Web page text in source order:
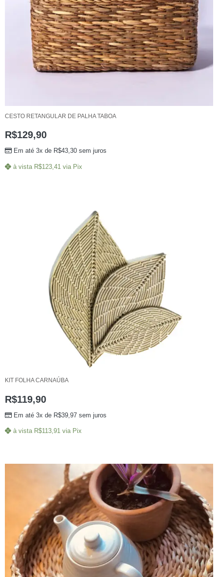
CESTO RETANGULAR DE PALHA TABOA
R$129,90
Em até 3x de R$43,30 sem juros
à vista R$123,41 via Pix
KIT FOLHA CARNAÚBA
R$119,90
Em até 3x de R$39,97 sem juros
à vista R$113,91 via Pix